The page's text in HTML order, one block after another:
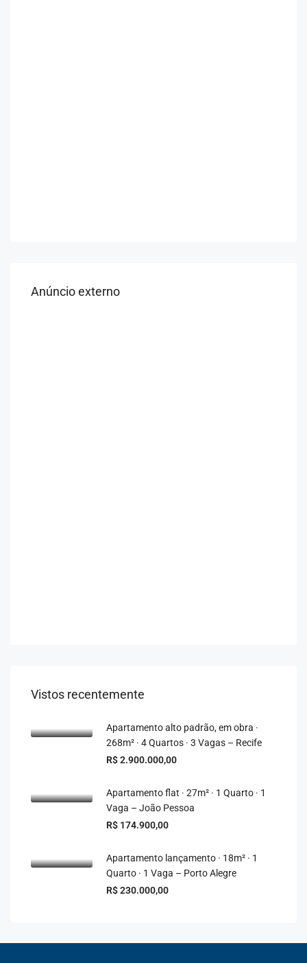
Anúncio externo
Vistos recentemente
Apartamento alto padrão, em obra ·
268m² · 4 Quartos · 3 Vagas – Recife
R$ 2.900.000,00
Apartamento flat · 27m² · 1 Quarto · 1
Vaga – João Pessoa
R$ 174.900,00
Apartamento lançamento · 18m² · 1
Quarto · 1 Vaga – Porto Alegre
R$ 230.000,00